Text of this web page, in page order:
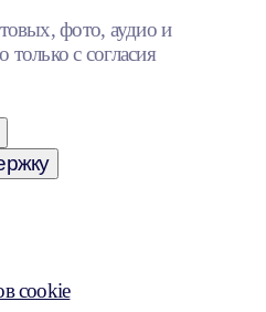
фото, аудио и
с согласия
cookie